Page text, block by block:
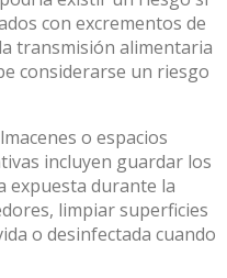
con excrementos de
transmisión alimentaria
considerarse un riesgo
o espacios
incluyen guardar los
expuesta durante la
limpiar superficies
o desinfectada cuando